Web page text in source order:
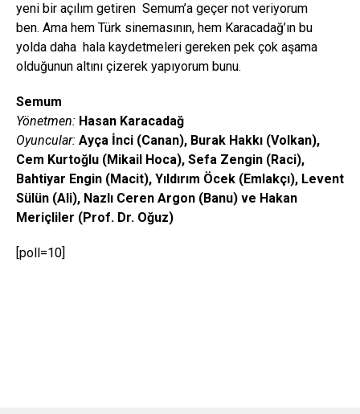
yeni bir açılım getiren Semum’a geçer not veriyorum
ben. Ama hem Türk sinemasının, hem Karacadağ’ın bu
yolda daha hala kaydetmeleri gereken pek çok aşama
olduğunun altını çizerek yapıyorum bunu.
Semum
Yönetmen: Hasan Karacadağ
Oyuncular: Ayça İnci (Canan), Burak Hakkı (Volkan),
Cem Kurtoğlu (Mikail Hoca), Sefa Zengin (Raci),
Bahtiyar Engin (Macit), Yıldırım Öcek (Emlakçı), Levent
Sülün (Ali), Nazlı Ceren Argon (Banu) ve Hakan
Meriçliler (Prof. Dr. Oğuz)
[poll=10]